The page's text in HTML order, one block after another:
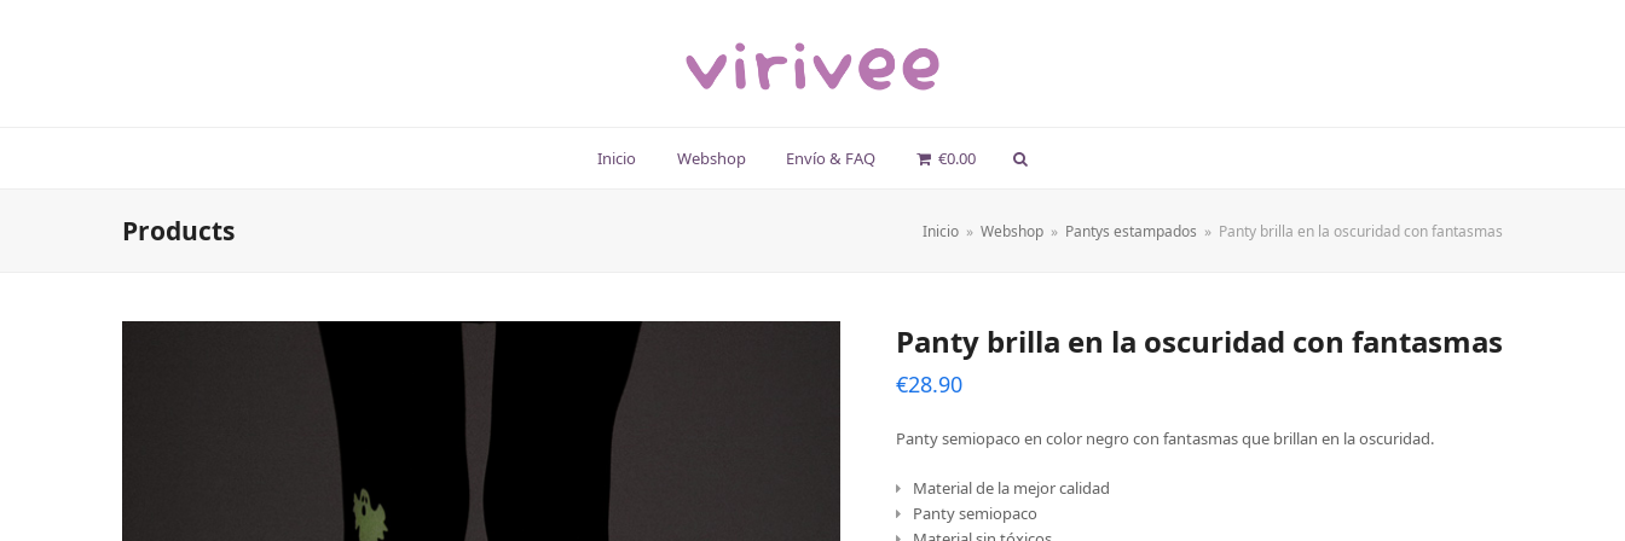
Inicio Webshop Envío & FAQ €0.00
Products Inicio » Webshop » Pantys estampados » Panty brilla en la oscuridad con fantasmas
Panty brilla en la oscuridad con fantasmas
€28.90
Panty semiopaco en color negro con fantasmas que brillan en la oscuridad.
Material de la mejor calidad
Panty semiopaco